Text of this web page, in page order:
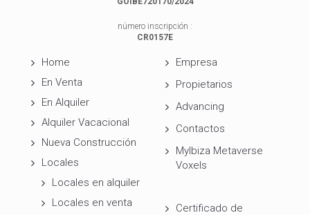
número inscripción :
CR0157E
Home
En Venta
En Alquiler
Alquiler Vacacional
Nueva Construcción
Locales
Locales en alquiler
Locales en venta
Empresa
Propietarios
Advancing
Contactos
MyIbiza Metaverse
Voxels
Certificado de